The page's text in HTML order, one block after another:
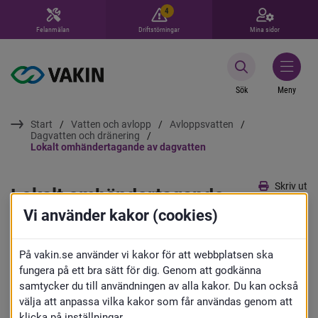
Felanmälan
4
Driftstörningar Mina sidor
Sök Meny
Start Vatten och avlopp
Avloppsvatten
Dagvatten och dränering
Lokalt omhändertagande av dagvatten
Skriv ut
Lokalt omhändertagande
av dagvatten
Som fastighetsägare kan du bidra till att
förbättra vår miljö och skapa en bra
Vi använder kakor (cookies)
På vakin.se använder vi kakor för att webbplatsen ska
fungera på ett bra sätt för dig. Genom att godkänna
samtycker du till användningen av alla kakor. Du kan också
välja att anpassa vilka kakor som får användas genom att